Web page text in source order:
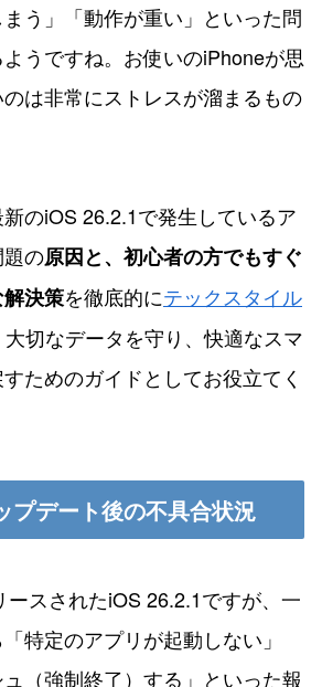
う」「動作が重い」といった問
うですね。お使いのiPhoneが思
は非常にストレスが溜まるもの
のiOS 26.2.1で発生しているア
の原因と、初心者の方でもすぐ
決策を徹底的にテックスタイル
切なデータを守り、快適なスマ
ためのガイドとしてお役立てく
プデート後の不具合状況
スされたiOS 26.2.1ですが、一
特定のアプリが起動しない」
ュ（強制終了）する」といった報